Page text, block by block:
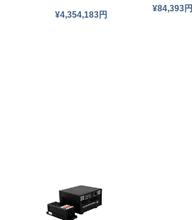
¥4,354,183円
¥84,393円